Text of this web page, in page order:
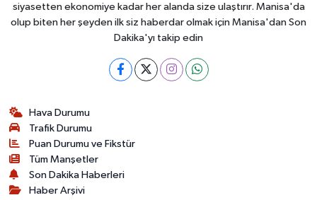
siyasetten ekonomiye kadar her alanda size ulaştırır. Manisa'da
olup biten her şeyden ilk siz haberdar olmak için Manisa'dan Son
Dakika'yı takip edin
Hava Durumu
Trafik Durumu
Puan Durumu ve Fikstür
Tüm Manşetler
Son Dakika Haberleri
Haber Arşivi